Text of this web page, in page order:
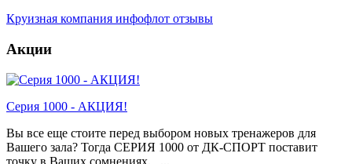
Круизная компания инфофлот отзывы
Акции
Серия 1000 - АКЦИЯ!
Вы все еще стоите перед выбором новых тренажеров для
Вашего зала? Тогда СЕРИЯ 1000 от ДК-СПОРТ поставит
точку в Ваших сомнениях. ...